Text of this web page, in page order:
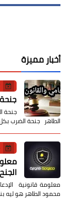
أخبار مميزة
جنحة
الطاهر جنحة الضرب
الجنح
معلومة قانونية
محمود الطاهر هو